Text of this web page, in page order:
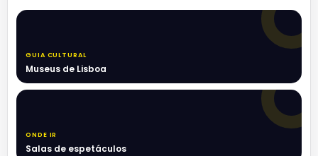
GUIA CULTURAL
Museus de Lisboa
ONDE IR
Salas de espetáculos